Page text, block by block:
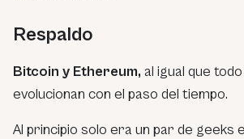
Respaldo
Bitcoin y Ethereum, al igual que todo
evolucionan con el paso del tiempo.
Al principio solo era un par de geeks